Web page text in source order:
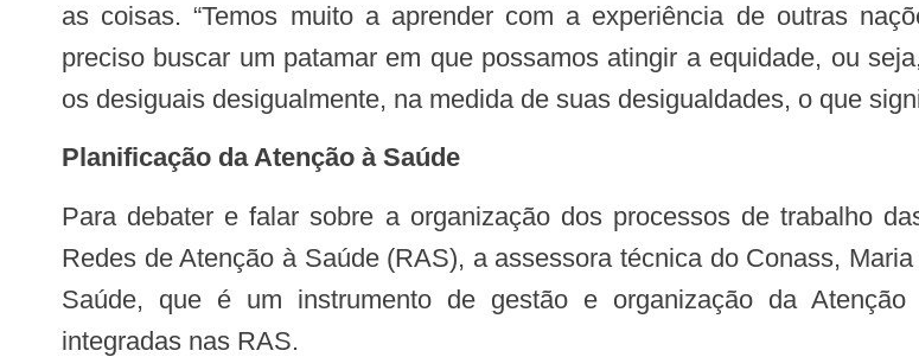
as coisas. “Temos muito a aprender com a experiência de outras
preciso buscar um patamar em que possamos atingir a equidade, ou
os desiguais desigualmente, na medida de suas desigualdades, o que
Planificação da Atenção à Saúde
Para debater e falar sobre a organização dos processos de trabalho das unidades de saúde que promove a integração das
Redes de Atenção à Saúde (RAS), a assessora técnica do Conass,
Saúde, que é um instrumento de gestão e organização da Atenção
integradas nas RAS.